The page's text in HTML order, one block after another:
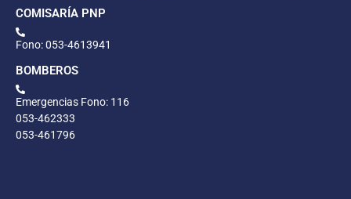
COMISARÍA PNP
Fono: 053-4613941
BOMBEROS
Emergencias Fono: 116
053-462333
053-461796